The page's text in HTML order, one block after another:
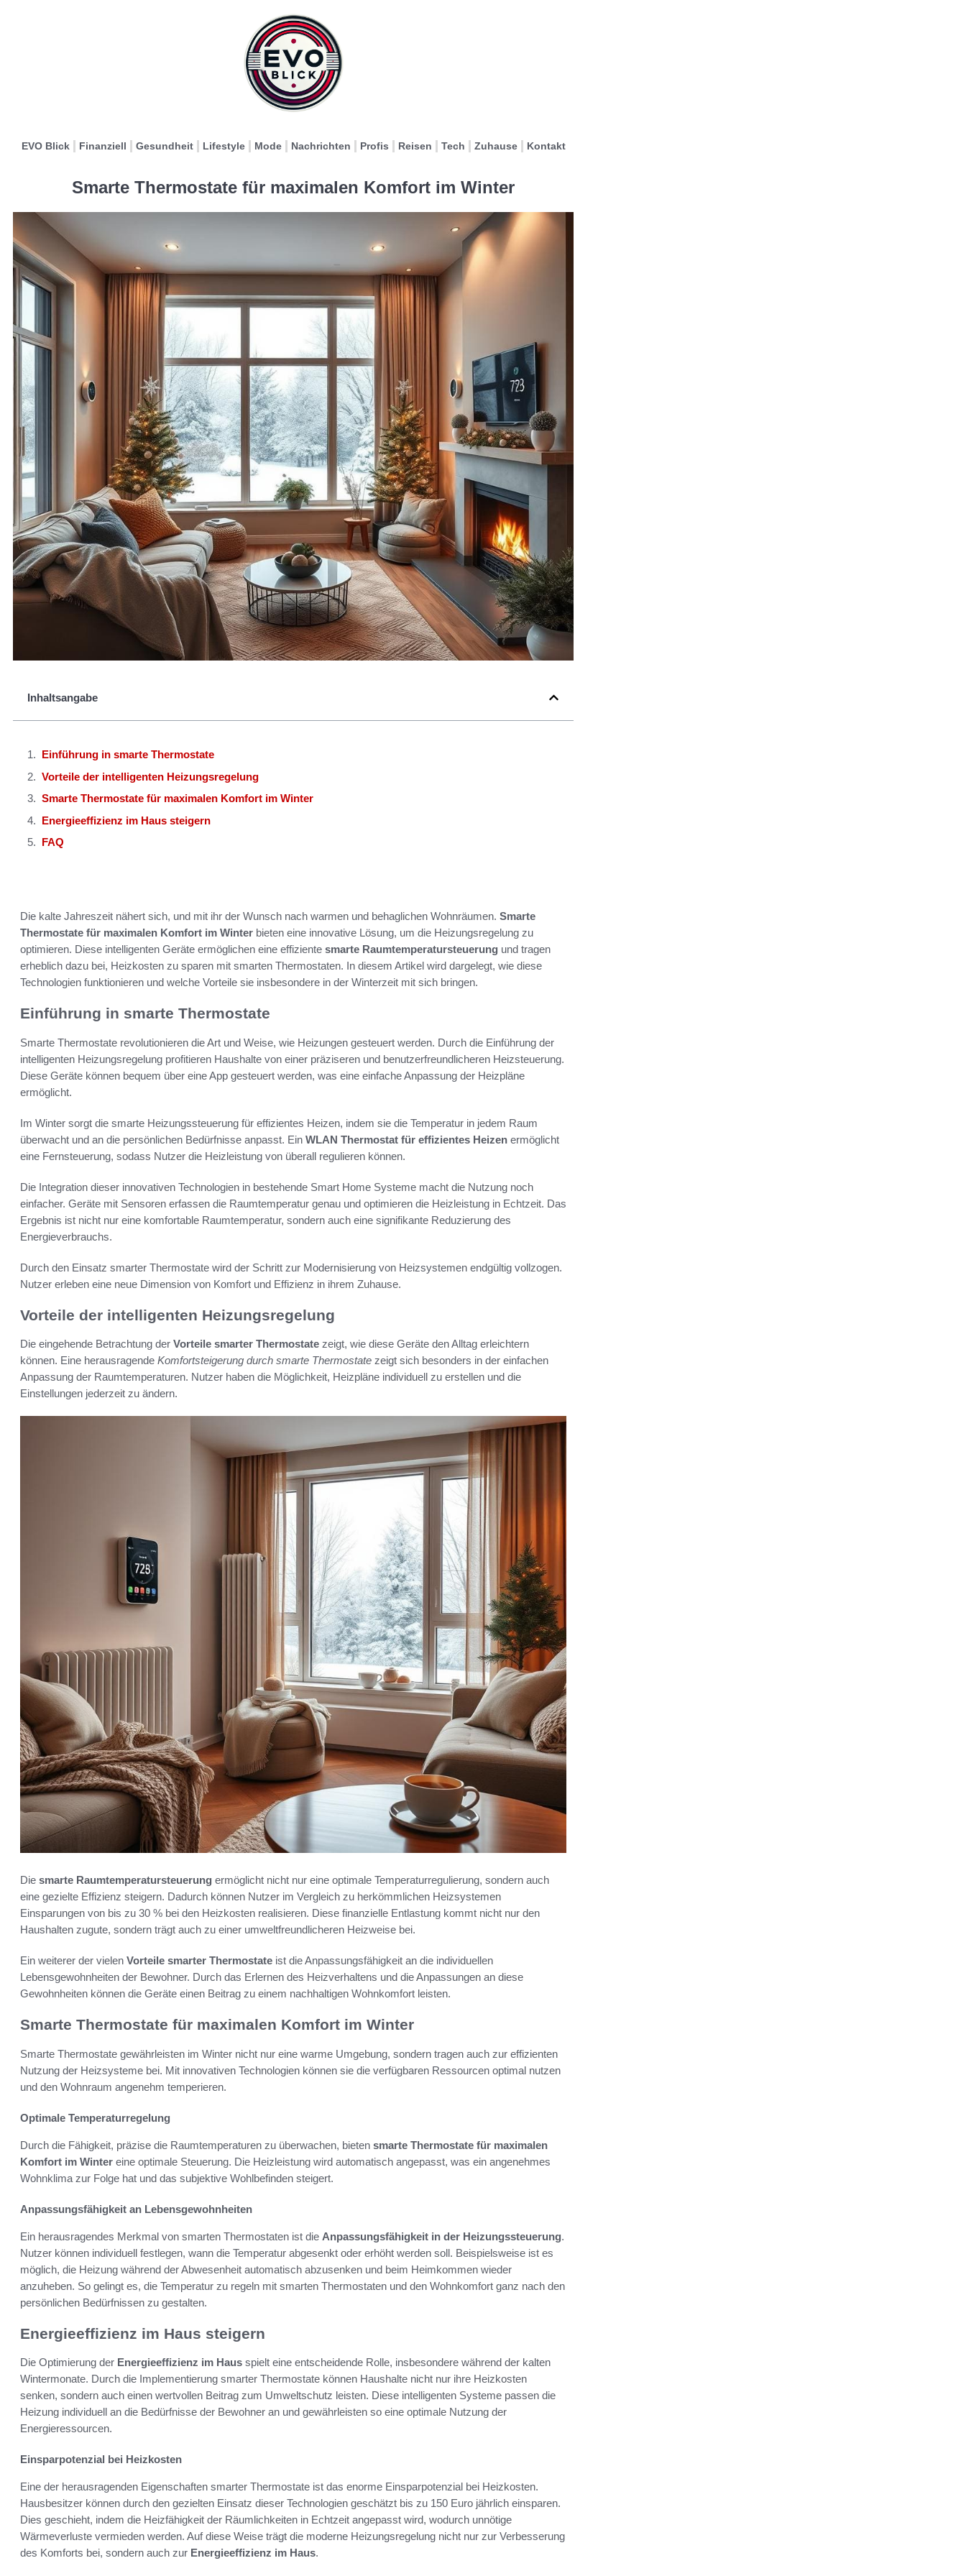
EVO Blick Finanziell Gesundheit Lifestyle Mode Nachrichten Profis Reisen Tech Zuhause Kontakt
Smarte Thermostate für maximalen Komfort im Winter
Inhaltsangabe
Einführung in smarte Thermostate
Vorteile der intelligenten Heizungsregelung
Smarte Thermostate für maximalen Komfort im Winter
Energieeffizienz im Haus steigern
FAQ
Die kalte Jahreszeit nähert sich, und mit ihr der Wunsch nach warmen und behaglichen Wohnräumen. Smarte
Thermostate für maximalen Komfort im Winter bieten eine innovative Lösung, um die Heizungsregelung zu
optimieren. Diese intelligenten Geräte ermöglichen eine effiziente smarte Raumtemperatursteuerung und tragen
erheblich dazu bei, Heizkosten zu sparen mit smarten Thermostaten. In diesem Artikel wird dargelegt, wie diese
Technologien funktionieren und welche Vorteile sie insbesondere in der Winterzeit mit sich bringen.
Einführung in smarte Thermostate
Smarte Thermostate revolutionieren die Art und Weise, wie Heizungen gesteuert werden. Durch die Einführung der
intelligenten Heizungsregelung profitieren Haushalte von einer präziseren und benutzerfreundlicheren Heizsteuerung.
Diese Geräte können bequem über eine App gesteuert werden, was eine einfache Anpassung der Heizpläne
ermöglicht.
Im Winter sorgt die smarte Heizungssteuerung für effizientes Heizen, indem sie die Temperatur in jedem Raum
überwacht und an die persönlichen Bedürfnisse anpasst. Ein WLAN Thermostat für effizientes Heizen ermöglicht
eine Fernsteuerung, sodass Nutzer die Heizleistung von überall regulieren können.
Die Integration dieser innovativen Technologien in bestehende Smart Home Systeme macht die Nutzung noch
einfacher. Geräte mit Sensoren erfassen die Raumtemperatur genau und optimieren die Heizleistung in Echtzeit. Das
Ergebnis ist nicht nur eine komfortable Raumtemperatur, sondern auch eine signifikante Reduzierung des
Energieverbrauchs.
Durch den Einsatz smarter Thermostate wird der Schritt zur Modernisierung von Heizsystemen endgültig vollzogen.
Nutzer erleben eine neue Dimension von Komfort und Effizienz in ihrem Zuhause.
Vorteile der intelligenten Heizungsregelung
Die eingehende Betrachtung der Vorteile smarter Thermostate zeigt, wie diese Geräte den Alltag erleichtern
können. Eine herausragende Komfortsteigerung durch smarte Thermostate zeigt sich besonders in der einfachen
Anpassung der Raumtemperaturen. Nutzer haben die Möglichkeit, Heizpläne individuell zu erstellen und die
Einstellungen jederzeit zu ändern.
Die smarte Raumtemperatursteuerung ermöglicht nicht nur eine optimale Temperaturregulierung, sondern auch
eine gezielte Effizienz steigern. Dadurch können Nutzer im Vergleich zu herkömmlichen Heizsystemen
Einsparungen von bis zu 30 % bei den Heizkosten realisieren. Diese finanzielle Entlastung kommt nicht nur den
Haushalten zugute, sondern trägt auch zu einer umweltfreundlicheren Heizweise bei.
Ein weiterer der vielen Vorteile smarter Thermostate ist die Anpassungsfähigkeit an die individuellen
Lebensgewohnheiten der Bewohner. Durch das Erlernen des Heizverhaltens und die Anpassungen an diese
Gewohnheiten können die Geräte einen Beitrag zu einem nachhaltigen Wohnkomfort leisten.
Smarte Thermostate für maximalen Komfort im Winter
Smarte Thermostate gewährleisten im Winter nicht nur eine warme Umgebung, sondern tragen auch zur effizienten
Nutzung der Heizsysteme bei. Mit innovativen Technologien können sie die verfügbaren Ressourcen optimal nutzen
und den Wohnraum angenehm temperieren.
Optimale Temperaturregelung
Durch die Fähigkeit, präzise die Raumtemperaturen zu überwachen, bieten smarte Thermostate für maximalen
Komfort im Winter eine optimale Steuerung. Die Heizleistung wird automatisch angepasst, was ein angenehmes
Wohnklima zur Folge hat und das subjektive Wohlbefinden steigert.
Anpassungsfähigkeit an Lebensgewohnheiten
Ein herausragendes Merkmal von smarten Thermostaten ist die Anpassungsfähigkeit in der Heizungssteuerung.
Nutzer können individuell festlegen, wann die Temperatur abgesenkt oder erhöht werden soll. Beispielsweise ist es
möglich, die Heizung während der Abwesenheit automatisch abzusenken und beim Heimkommen wieder
anzuheben. So gelingt es, die Temperatur zu regeln mit smarten Thermostaten und den Wohnkomfort ganz nach den
persönlichen Bedürfnissen zu gestalten.
Energieeffizienz im Haus steigern
Die Optimierung der Energieeffizienz im Haus spielt eine entscheidende Rolle, insbesondere während der kalten
Wintermonate. Durch die Implementierung smarter Thermostate können Haushalte nicht nur ihre Heizkosten
senken, sondern auch einen wertvollen Beitrag zum Umweltschutz leisten. Diese intelligenten Systeme passen die
Heizung individuell an die Bedürfnisse der Bewohner an und gewährleisten so eine optimale Nutzung der
Energieressourcen.
Einsparpotenzial bei Heizkosten
Eine der herausragenden Eigenschaften smarter Thermostate ist das enorme Einsparpotenzial bei Heizkosten.
Hausbesitzer können durch den gezielten Einsatz dieser Technologien geschätzt bis zu 150 Euro jährlich einsparen.
Dies geschieht, indem die Heizfähigkeit der Räumlichkeiten in Echtzeit angepasst wird, wodurch unnötige
Wärmeverluste vermieden werden. Auf diese Weise trägt die moderne Heizungsregelung nicht nur zur Verbesserung
des Komforts bei, sondern auch zur Energieeffizienz im Haus.